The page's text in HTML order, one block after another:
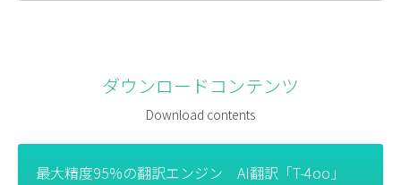
ダウンロードコンテンツ
Download contents
最大精度95%の翻訳エンジン AI翻訳「T-4oo」